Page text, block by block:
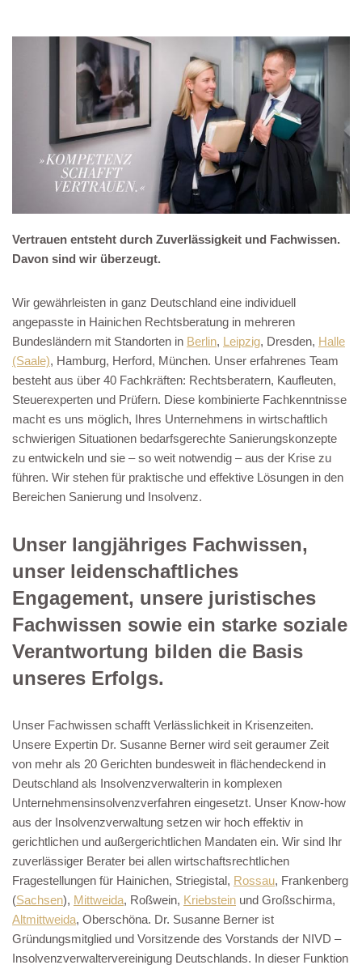
Vertrauen entsteht durch Zuverlässigkeit und Fachwissen.
Davon sind wir überzeugt.
Wir gewährleisten in ganz Deutschland eine individuell
angepasste in Hainichen Rechtsberatung in mehreren
Bundesländern mit Standorten in Berlin, Leipzig, Dresden, Halle
(Saale), Hamburg, Herford, München. Unser erfahrenes Team
besteht aus über 40 Fachkräften: Rechtsberatern, Kaufleuten,
Steuerexperten und Prüfern. Diese kombinierte Fachkenntnisse
macht es uns möglich, Ihres Unternehmens in wirtschaftlich
schwierigen Situationen bedarfsgerechte Sanierungskonzepte
zu entwickeln und sie – so weit notwendig – aus der Krise zu
führen. Wir stehen für praktische und effektive Lösungen in den
Bereichen Sanierung und Insolvenz.
Unser langjähriges Fachwissen,
unser leidenschaftliches
Engagement, unsere juristisches
Fachwissen sowie ein starke soziale
Verantwortung bilden die Basis
unseres Erfolgs.
Unser Fachwissen schafft Verlässlichkeit in Krisenzeiten.
Unsere Expertin Dr. Susanne Berner wird seit geraumer Zeit
von mehr als 20 Gerichten bundesweit in flächendeckend in
Deutschland als Insolvenzverwalterin in komplexen
Unternehmensinsolvenzverfahren eingesetzt. Unser Know-how
aus der Insolvenzverwaltung setzen wir hoch effektiv in
gerichtlichen und außergerichtlichen Mandaten ein. Wir sind Ihr
zuverlässiger Berater bei allen wirtschaftsrechtlichen
Fragestellungen für Hainichen, Striegistal, Rossau, Frankenberg
(Sachsen), Mittweida, Roßwein, Kriebstein und Großschirma,
Altmittweida, Oberschöna. Dr. Susanne Berner ist
Gründungsmitglied und Vorsitzende des Vorstands der NIVD –
Insolvenzverwaltervereinigung Deutschlands. In dieser Funktion